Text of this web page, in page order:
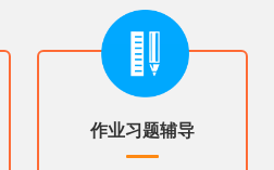
作业习题辅导